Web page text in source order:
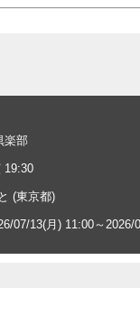
楽部
19:30
(東京都)
07/13(月) 11:00～2026/